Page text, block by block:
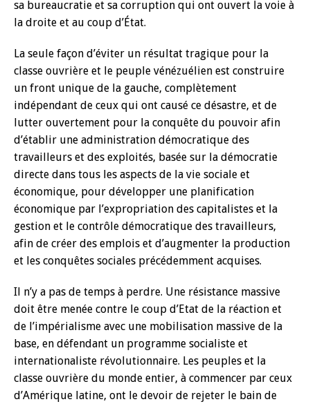
sa bureaucratie et sa corruption qui ont ouvert la voie à
la droite et au coup d’État.
La seule façon d’éviter un résultat tragique pour la
classe ouvrière et le peuple vénézuélien est construire
un front unique de la gauche, complètement
indépendant de ceux qui ont causé ce désastre, et de
lutter ouvertement pour la conquête du pouvoir afin
d’établir une administration démocratique des
travailleurs et des exploités, basée sur la démocratie
directe dans tous les aspects de la vie sociale et
économique, pour développer une planification
économique par l’expropriation des capitalistes et la
gestion et le contrôle démocratique des travailleurs,
afin de créer des emplois et d’augmenter la production
et les conquêtes sociales précédemment acquises.
Il n’y a pas de temps à perdre. Une résistance massive
doit être menée contre le coup d’Etat de la réaction et
de l’impérialisme avec une mobilisation massive de la
base, en défendant un programme socialiste et
internationaliste révolutionnaire. Les peuples et la
classe ouvrière du monde entier, à commencer par ceux
d’Amérique latine, ont le devoir de rejeter le bain de